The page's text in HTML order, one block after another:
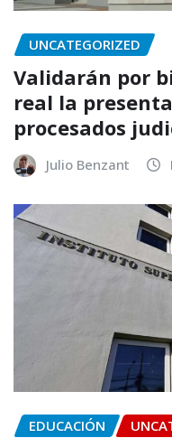
UNCATEGORIZED
Validarán por
real la
procesados
Julio Benzant
EDUCACIÓN